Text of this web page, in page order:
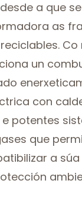
a que
as
Co
un
con
potentes
que
a